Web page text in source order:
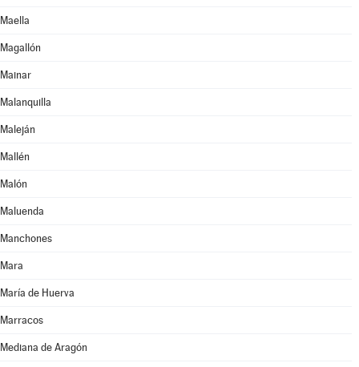
Maella
Magallón
Mainar
Malanquilla
Maleján
Mallén
Malón
Maluenda
Manchones
Mara
María de Huerva
Marracos
Mediana de Aragón